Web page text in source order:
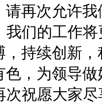
请再次允许
们的工作将
，持续创新
色，为领导
祝愿大家尽